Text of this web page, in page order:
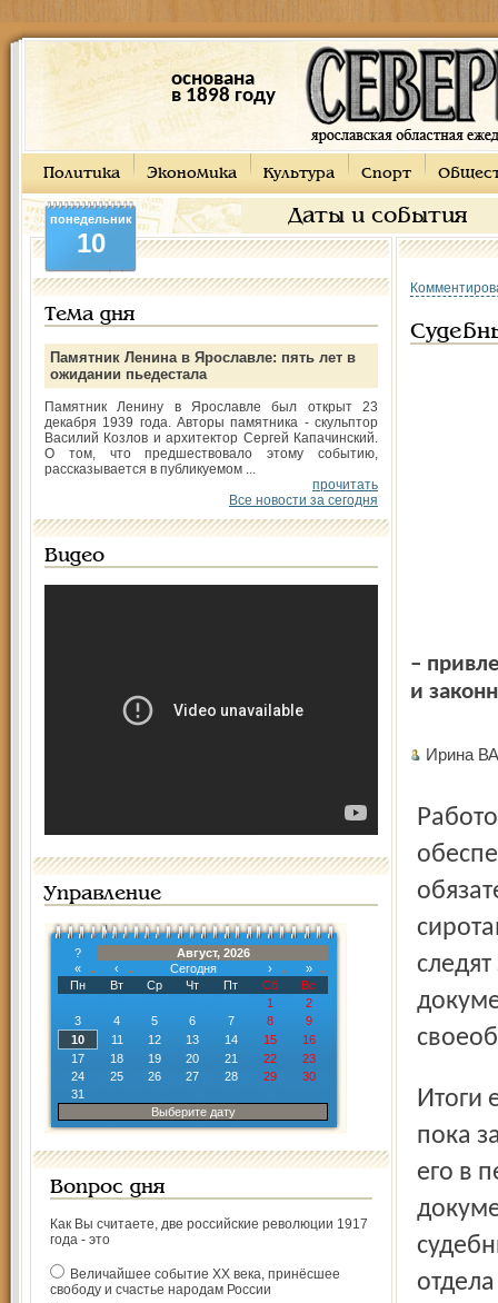
основана
в 1898 году
Политика Экономика Культура Спорт
Даты и события
понедельник
10
Тема дня
Памятник Ленина в Ярославле: пять лет в
ожидании пьедестала
Памятник Ленину в Ярославле был открыт 23
декабря 1939 года. Авторы памятника - скульптор
Василий Козлов и архитектор Сергей Капачинский.
О том, что предшествовало этому событию,
рассказывается в публикуемом ...
прочитать
Все новости за сегодня
Видео
Управление
?
Август, 2026
«
‹ Сегодня ›
»
Пн
Вт Ср Чт Пт Сб
Вс
1
2
3
4 5 6 7 8
9
10
11 12 13 14 15
16
17
18 19 20 21 22
23
24
25 26 27 28 29
30
31
Выберите дату
Вопрос дня
Как Вы считаете, две российские революции 1917
года - это
Величайшее событие ХХ века, принёсшее
свободу и счастье народам России
–
и
Ирина
Работой этой занимаются и судебные приставы,
Итоги его будут подведены в конце мая текущего года. А
пока
его в